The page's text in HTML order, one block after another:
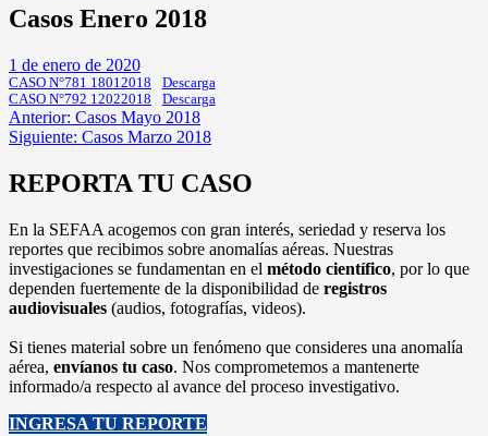
Casos Enero 2018
1 de enero de 2020
CASO N°781 18012018
Descarga
CASO N°792 12022018
Descarga
Navegación
de
entradas
Anterior: Casos Mayo 2018
Siguiente: Casos Marzo 2018
REPORTA TU CASO
En la SEFAA acogemos con gran interés, seriedad y reserva los
reportes que recibimos sobre anomalías aéreas. Nuestras
investigaciones se fundamentan en el método científico, por lo que
dependen fuertemente de la disponibilidad de registros
audiovisuales (audios, fotografías, videos).
Si tienes material sobre un fenómeno que consideres una anomalía
aérea, envíanos tu caso. Nos comprometemos a mantenerte
informado/a respecto al avance del proceso investigativo.
INGRESA TU REPORTE